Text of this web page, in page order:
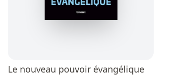
Le nouveau pouvoir évangélique